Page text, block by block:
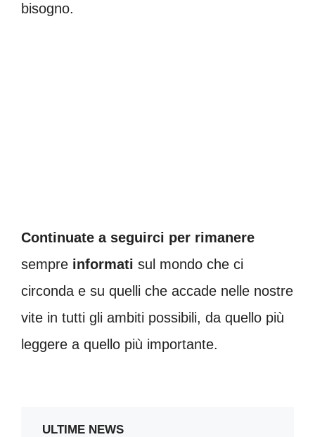
bisogno.
Continuate a seguirci per rimanere
sempre informati sul mondo che ci
circonda e su quelli che accade nelle nostre
vite in tutti gli ambiti possibili, da quello più
leggere a quello più importante.
ULTIME NEWS